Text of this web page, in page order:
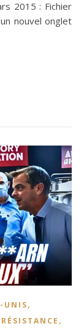
2015 : Fichier
nouvel onglet
UNIS,
RÉSISTANCE ,